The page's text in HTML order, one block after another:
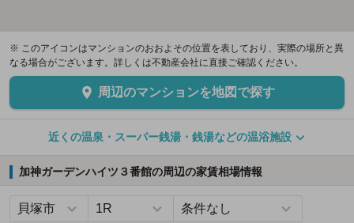
※ このアイコンはマンションのおおよその位置を表しており、実際の場所と異
なる場合がございます。詳しくは不動産会社に直接ご確認ください。
周辺のマンションを地図で探す
近くの温泉・スーパー銭湯・銭湯などの温浴施設
加神ガーデンハイツ３番館の周辺の家賃相場情報